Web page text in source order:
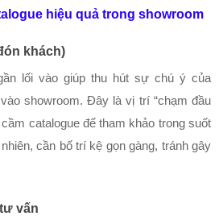
hiệu quả trong showroom
khách)
lối vào giúp thu hút sự chú ý của
showroom. Đây là vị trí “chạm đầu
catalogue để tham khảo trong suốt
cần bố trí kệ gọn gàng, tránh gây
vấn